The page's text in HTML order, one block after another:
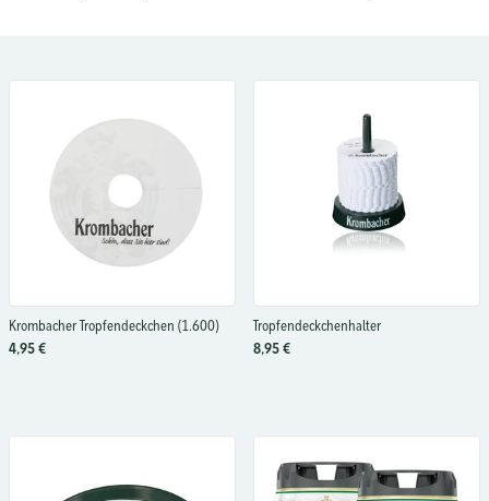
Krombacher Tropfendeckchen (1.600)
4,95 €
Tropfendeckchenhalter
8,95 €